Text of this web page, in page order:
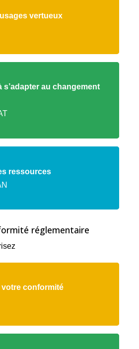
vertueux
s’adapter au changement
ressources
réglementaire
votre conformité